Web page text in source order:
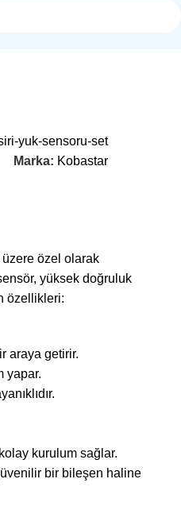
yuk-sensoru-set
Marka: Kobastar
üzere özel olarak
yüksek doğruluk
özellikleri:
araya getirir.
yapar.
kurulum sağlar.
bir bileşen haline